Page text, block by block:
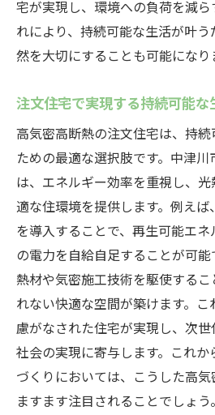
宅が実現し、環境への負荷を減
れにより、持続可能な生活が叶
然を大切にすることも可能になり
注文住宅で実現する持続可能な
高気密高断熱の注文住宅は、持
ための最適な選択肢です。中津
は、エネルギー効率を重視し、
適な住環境を提供します。例え
を導入することで、再生可能エ
の電力を自給自足することが可
熱材や気密施工技術を駆使する
れない快適な空間が築けます。
慮がなされた住宅が実現し、次
社会の実現に寄与します。これ
づくりにおいては、こうした高
ますます注目されることでしょう。